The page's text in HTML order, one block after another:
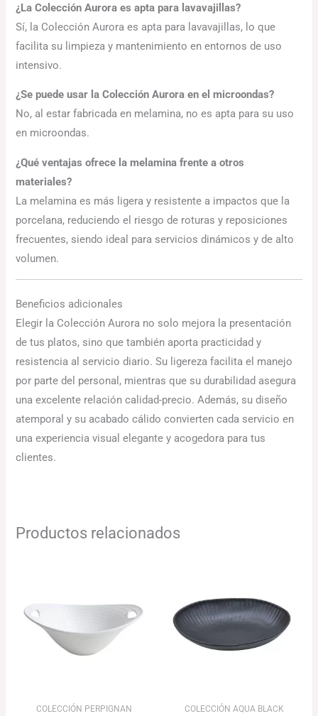
¿La Colección Aurora es apta para lavavajillas?
Sí, la Colección Aurora es apta para lavavajillas, lo que
facilita su limpieza y mantenimiento en entornos de uso
intensivo.
¿Se puede usar la Colección Aurora en el microondas?
No, al estar fabricada en melamina, no es apta para su uso
en microondas.
¿Qué ventajas ofrece la melamina frente a otros
materiales?
La melamina es más ligera y resistente a impactos que la
porcelana, reduciendo el riesgo de roturas y reposiciones
frecuentes, siendo ideal para servicios dinámicos y de alto
volumen.
Beneficios adicionales
Elegir la Colección Aurora no solo mejora la presentación
de tus platos, sino que también aporta practicidad y
resistencia al servicio diario. Su ligereza facilita el manejo
por parte del personal, mientras que su durabilidad asegura
una excelente relación calidad-precio. Además, su diseño
atemporal y su acabado cálido convierten cada servicio en
una experiencia visual elegante y acogedora para tus
clientes.
Productos relacionados
COLECCIÓN PERPIGNAN COLECCIÓN AQUA BLACK
era:
302.08€.
es:
271.87€.